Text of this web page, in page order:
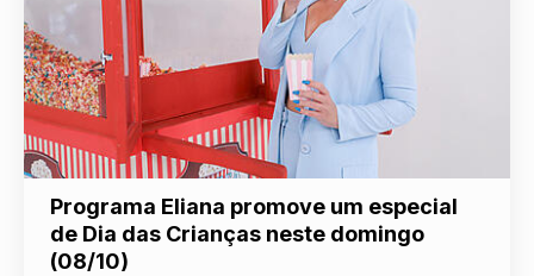
Programa Eliana promove um especial
de Dia das Crianças neste domingo
(08/10)